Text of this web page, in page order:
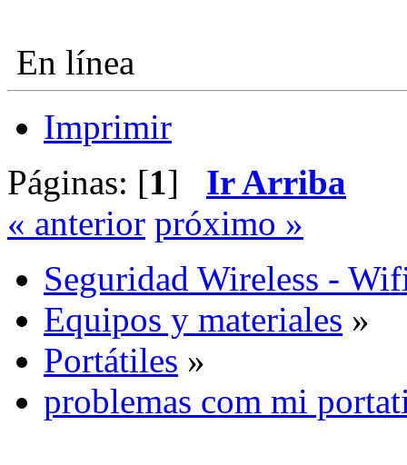
En línea
Imprimir
Páginas: [1] Ir Arriba
« anterior próximo »
Seguridad Wireless -
Equipos y materiales »
Portátiles »
problemas com mi